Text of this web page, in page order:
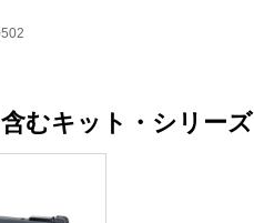
むキット・シリーズ